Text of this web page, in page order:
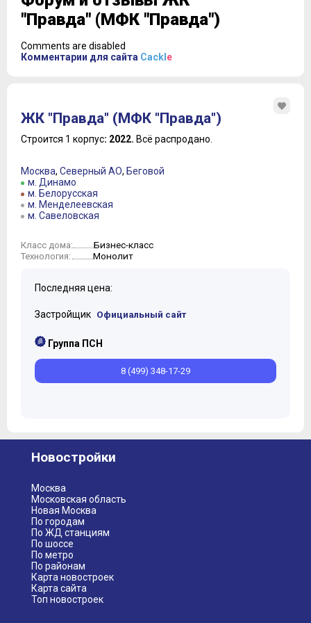
"Правда" (МФК "Правда")
Comments are disabled
Комментарии для сайта Cackl e
ЖК "Правда" (МФК "Правда")
Строится 1 корпус: 2022. Всё распродано.
Москва, Северный АО, Беговой
м. Динамо
м. Белорусская
м. Менделеевская
м. Савеловская
Класс дома: Бизнес-класс
Технология: Монолит
Последняя цена:
Застройщик Официальный сайт
Группа ПСН
8 (499) 348-17-29
Новостройки
Москва
Московская область
Новая Москва
По городам
По ЖД станциям
По шоссе
По метро
По районам
Карта новостроек
Карта сайта
Топ новостроек